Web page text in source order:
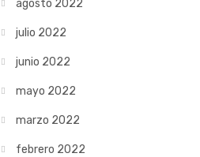
agosto 2022
julio 2022
junio 2022
mayo 2022
marzo 2022
febrero 2022